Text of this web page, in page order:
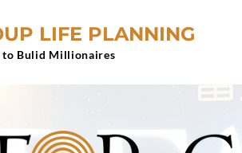
LIFE PLANNING
Bulid Millionaires